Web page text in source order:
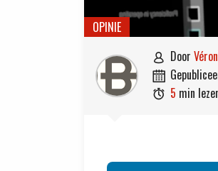
OPINIE
 door

 5 min